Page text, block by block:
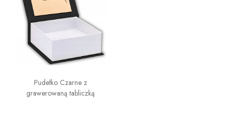
Pudełko Czarne z
grawerowaną tabliczką